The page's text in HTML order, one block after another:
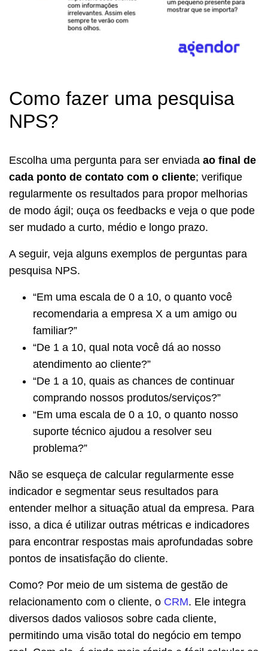
Como fazer uma pesquisa
NPS?
Escolha uma pergunta para ser enviada ao final de
cada ponto de contato com o cliente; verifique
regularmente os resultados para propor melhorias
de modo ágil; ouça os feedbacks e veja o que pode
ser mudado a curto, médio e longo prazo.
A seguir, veja alguns exemplos de perguntas para
pesquisa NPS.
“Em uma escala de 0 a 10, o quanto você
recomendaria a empresa X a um amigo ou
familiar?”
“De 1 a 10, qual nota você dá ao nosso
atendimento ao cliente?”
“De 1 a 10, quais as chances de continuar
comprando nossos produtos/serviços?”
“Em uma escala de 0 a 10, o quanto nosso
suporte técnico ajudou a resolver seu
problema?”
Não se esqueça de calcular regularmente esse
indicador e segmentar seus resultados para
entender melhor a situação atual da empresa. Para
isso, a dica é utilizar outras métricas e indicadores
para encontrar respostas mais aprofundadas sobre
pontos de insatisfação do cliente.
Como? Por meio de um sistema de gestão de
relacionamento com o cliente, o CRM. Ele integra
diversos dados valiosos sobre cada cliente,
permitindo uma visão total do negócio em tempo